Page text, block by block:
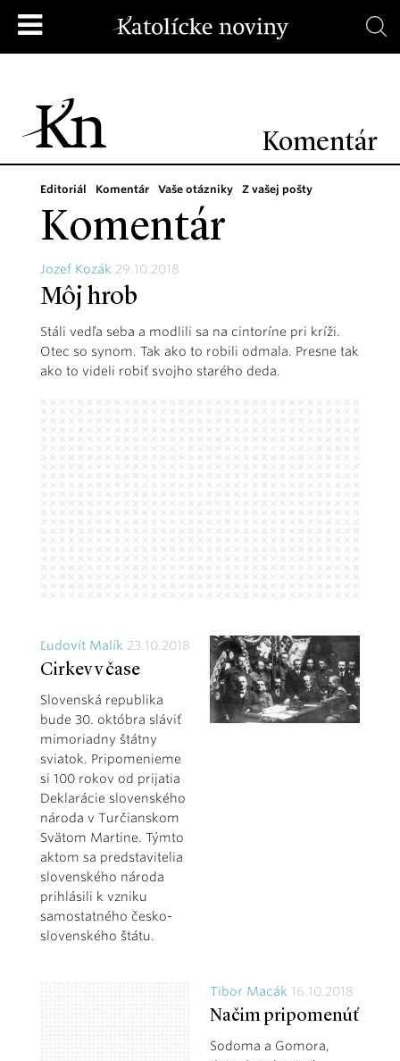
Komentár
Editoriál Komentár Vaše otázniky Z vašej pošty
Komentár
Jozef Kozák 29.10.2018
Môj hrob
Stáli vedľa seba a modlili sa na cintoríne pri kríži.
Otec so synom. Tak ako to robili odmala. Presne tak
ako to videli robiť svojho starého deda.
Ľudovít Malík 23.10.2018
Cirkev v čase
Slovenská republika
bude 30. októbra sláviť
mimoriadny štátny
sviatok. Pripomenieme
si 100 rokov od prijatia
Deklarácie slovenského
národa v Turčianskom
Svätom Martine. Týmto
aktom sa predstavitelia
slovenského národa
prihlásili k vzniku
samostatného česko-
slovenského štátu.
Tibor Macák 16.10.2018
Načim pripomenúť
Sodoma a Gomora,